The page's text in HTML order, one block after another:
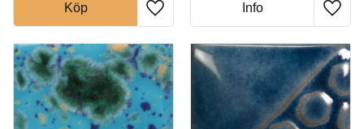
Lägg till i favoriter
Köp
Lägg
Info